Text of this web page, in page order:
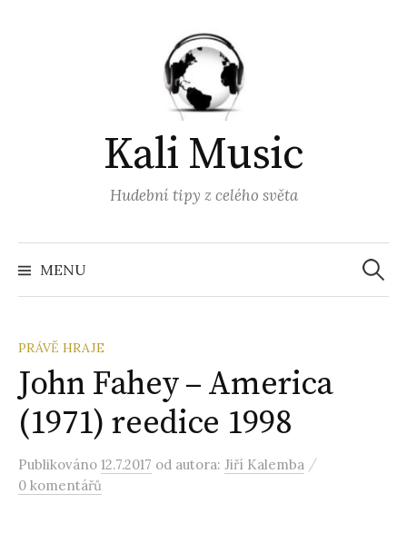
Kali Music
Hudební tipy z celého světa
MENU
PRÁVĚ HRAJE
John Fahey – America
(1971) reedice 1998
Publikováno 12.7.2017 od autora: Jiří Kalemba /
0 komentářů